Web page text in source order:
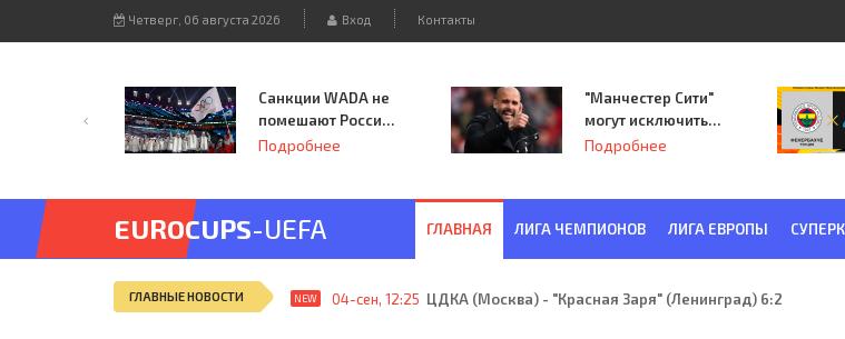
Четверг, 06 августа 2026 Вход Контакты
Санкции WADA не
помешают России
принять
Подробнее
"Манчестер Сити"
могут исключить
из Лиги
Подробнее
EUROCUPS-UEFA ГЛАВНАЯ ЛИГА ЧЕМПИОНОВ ЛИГА ЕВРОПЫ
ГЛАВНЫЕ НОВОСТИ NEW 04-сен, 12:25 ЦДКА (Москва) - "Красная Заря" (Ленинград) 6:2